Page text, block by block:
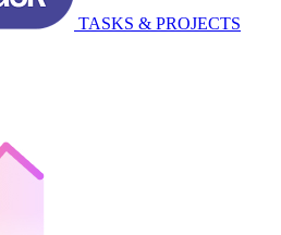
TASKS & PROJECTS